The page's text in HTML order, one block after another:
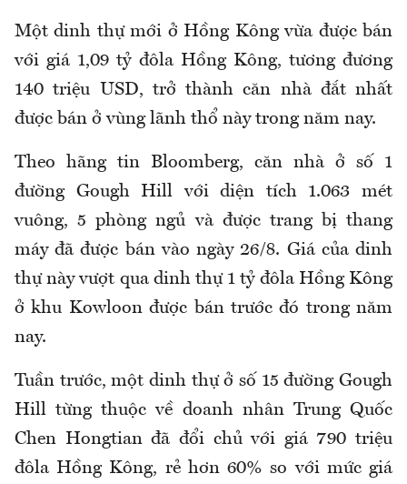
Một dinh thự mới ở Hồng Kông vừa được bán
với giá 1,09 tỷ đôla Hồng Kông, tương đương
140 triệu USD, trở thành căn nhà đắt nhất
được bán ở vùng lãnh thổ này trong năm nay.
Theo hãng tin Bloomberg, căn nhà ở số 1
đường Gough Hill với diện tích 1.063 mét
vuông, 5 phòng ngủ và được trang bị thang
máy đã được bán vào ngày 26/8. Giá của dinh
thự này vượt qua dinh thự 1 tỷ đôla Hồng Kông
ở khu Kowloon được bán trước đó trong năm
nay.
Tuần trước, một dinh thự ở số 15 đường Gough
Hill từng thuộc về doanh nhân Trung Quốc
Chen Hongtian đã đổi chủ với giá 790 triệu
đôla Hồng Kông, rẻ hơn 60% so với mức giá